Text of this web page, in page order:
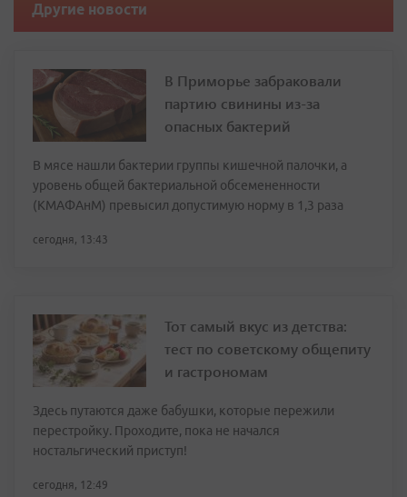
Другие новости
В Приморье забраковали
партию свинины из-за
опасных бактерий
В мясе нашли бактерии группы кишечной палочки, а
уровень общей бактериальной обсемененности
(КМАФАнМ) превысил допустимую норму в 1,3 раза
сегодня, 13:43
Тот самый вкус из детства:
тест по советскому общепиту
и гастрономам
Здесь путаются даже бабушки, которые пережили
перестройку. Проходите, пока не начался
ностальгический приступ!
сегодня, 12:49